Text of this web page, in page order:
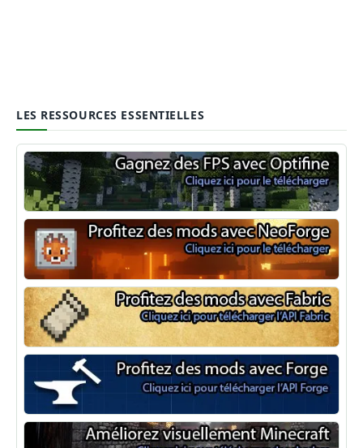
LES RESSOURCES ESSENTIELLES